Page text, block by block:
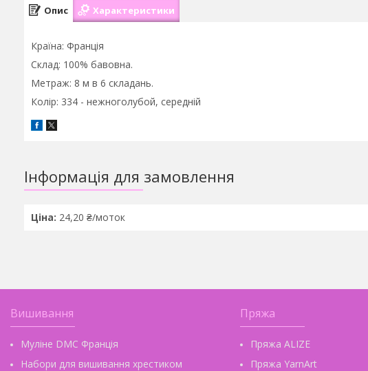
Опис Характеристики
Країна: Франція
Склад: 100% бавовна.
Метраж: 8 м в 6 складань.
Колір: 334 - нежноголубой, середній
Інформація для замовлення
Ціна: 24,20 ₴/моток
Вишивання
Муліне DMC Франція
Набори для вишивання хрестиком
Пряжа
Пряжа ALIZE
Пряжа YarnArt